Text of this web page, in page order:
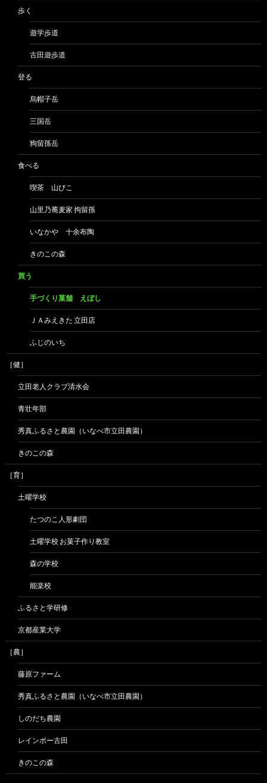
歩く
遊学歩道
古田遊歩道
登る
烏帽子岳
三国岳
狗留孫岳
食べる
喫茶 山びこ
山里乃蕎麦家 拘留孫
いなかや 十余布陶
きのこの森
買う
手づくり菓舗 えぼし
ＪＡみえきた 立田店
ふじのいち
［健］
立田老人クラブ清水会
青壮年部
秀真ふるさと農園（いなべ市立田農園）
きのこの森
［育］
土曜学校
たつのこ人形劇団
土曜学校 お菓子作り教室
森の学校
能楽校
ふるさと学研修
京都産業大学
［農］
藤原ファーム
秀真ふるさと農園（いなべ市立田農園）
しのだち農園
レインボー古田
きのこの森